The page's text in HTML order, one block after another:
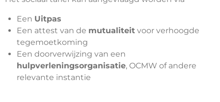
Een Uitpas
Een attest van de mutualiteit voor verhoogde
tegemoetkoming
Een doorverwijzing van een
hulpverleningsorganisatie, OCMW of andere
relevante instantie